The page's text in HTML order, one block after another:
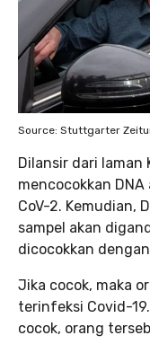
Source: Stuttgarter
Dilansir dari laman
mencocokkan
CoV-2. Kemudian,
sampel akan
dicocokkan
Jika cocok, maka
terinfeksi Covid-
cocok, orang